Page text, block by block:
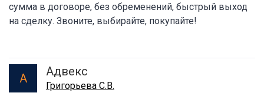
сумма в договоре, без обременений, быстрый выход
на сделку. Звоните, выбирайте, покупайте!
А Адвекс
Григорьева С.В.